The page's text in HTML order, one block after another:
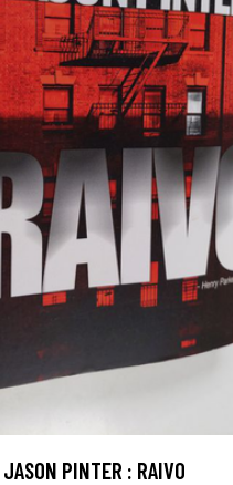
JASON PINTER : RAIVO